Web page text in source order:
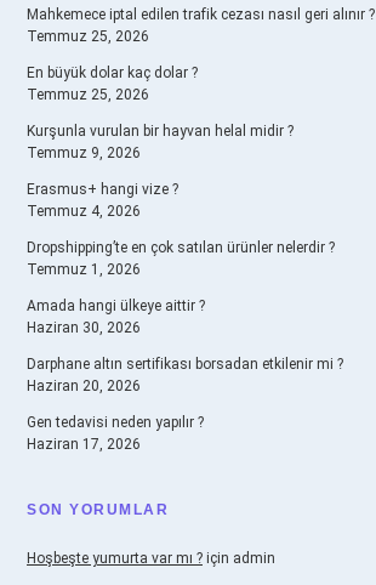
Mahkemece iptal edilen trafik cezası nasıl geri alınır ?
Temmuz 25, 2026
En büyük dolar kaç dolar ?
Temmuz 25, 2026
Kurşunla vurulan bir hayvan helal midir ?
Temmuz 9, 2026
Erasmus+ hangi vize ?
Temmuz 4, 2026
Dropshipping’te en çok satılan ürünler nelerdir ?
Temmuz 1, 2026
Amada hangi ülkeye aittir ?
Haziran 30, 2026
Darphane altın sertifikası borsadan etkilenir mi ?
Haziran 20, 2026
Gen tedavisi neden yapılır ?
Haziran 17, 2026
SON YORUMLAR
Hoşbeşte yumurta var mı ? için admin